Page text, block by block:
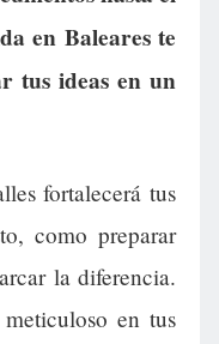
en Baleares te
tus ideas en un
fortalecerá tus
como preparar
la diferencia.
en tus